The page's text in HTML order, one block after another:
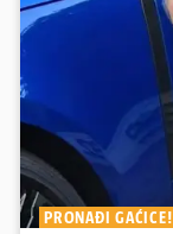
PRONAĐI GAĆICE!